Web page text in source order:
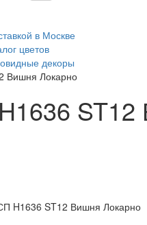
в Москве
цветов
декоры
Вишня Локарно
ST12